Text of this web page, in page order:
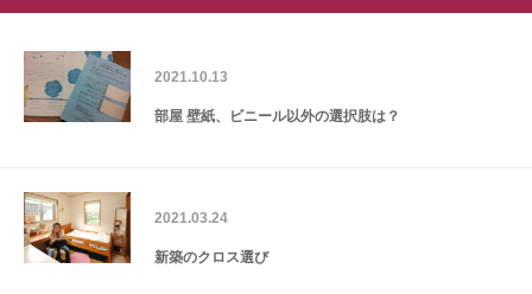
2021.10.13
部屋 壁紙、ビニール以外の選択肢は？
2021.03.24
新築のクロス選び